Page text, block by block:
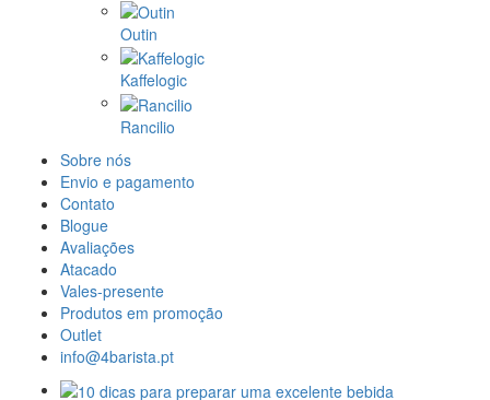
Outin
Kaffelogic
Rancilio
Sobre nós
Envio e pagamento
Contato
Blogue
Avaliações
Atacado
Vales-presente
Produtos em promoção
Outlet
info@4barista.pt